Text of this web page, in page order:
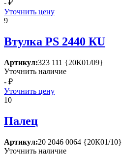
- ₽
Уточнить цену
9
Втулка РS 2440 КU
Артикул:323 111 {20К01/09}
Уточнить наличие
- ₽
Уточнить цену
10
Палец
Артикул:20 2046 0064 {20К01/10}
Уточнить наличие